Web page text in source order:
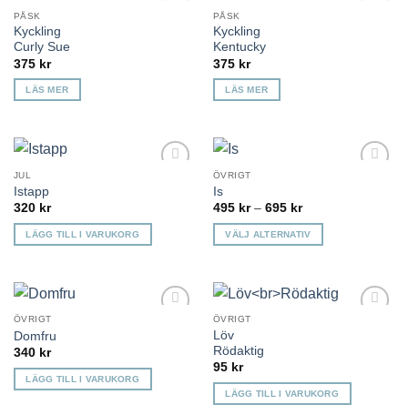
PÅSK
Kyckling
Curly Sue
375 kr
LÄS MER
PÅSK
Kyckling
Kentucky
375 kr
LÄS MER
JUL
Istapp
320 kr
LÄGG TILL I VARUKORG
ÖVRIGT
Is
495 kr – 695 krPrisintervall:
till
695 kr
VÄLJ ALTERNATIV
produkten
har
flera
varianter.
De
olika
alternativen
ÖVRIGT
Domfru
340 kr
LÄGG TILL I VARUKORG
ÖVRIGT
Löv
Rödaktig
95 kr
LÄGG TILL I VARUKORG